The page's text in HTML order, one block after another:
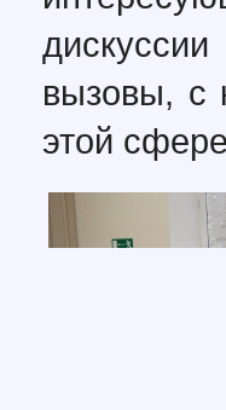
вызовы, с
этой